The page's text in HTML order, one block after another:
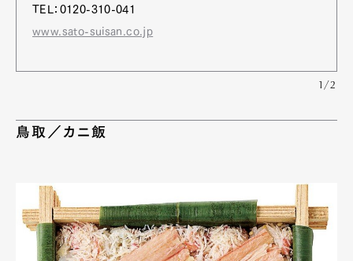
TEL：0120-310-041
www.sato-suisan.co.jp
1/2
鳥取／カニ飯